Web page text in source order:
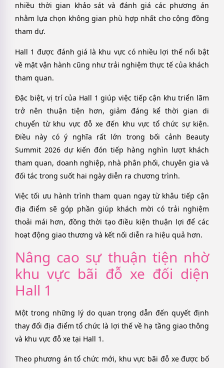
nhiều thời gian khảo sát và đánh giá các phương án
nhằm lựa chọn không gian phù hợp nhất cho cộng đồng
tham dự.
Hall 1 được đánh giá là khu vực có nhiều lợi thế nổi bật
về mặt vận hành cũng như trải nghiệm thực tế của khách
tham quan.
Đặc biệt, vị trí của Hall 1 giúp việc tiếp cận khu triển lãm
trở nên thuận tiện hơn, giảm đáng kể thời gian di
chuyển từ khu vực đỗ xe đến khu vực tổ chức sự kiện.
Điều này có ý nghĩa rất lớn trong bối cảnh Beauty
Summit 2026 dự kiến đón tiếp hàng nghìn lượt khách
tham quan, doanh nghiệp, nhà phân phối, chuyên gia và
đối tác trong suốt hai ngày diễn ra chương trình.
Việc tối ưu hành trình tham quan ngay từ khâu tiếp cận
địa điểm sẽ góp phần giúp khách mời có trải nghiệm
thoải mái hơn, đồng thời tạo điều kiện thuận lợi để các
hoạt động giao thương và kết nối diễn ra hiệu quả hơn.
Nâng cao sự thuận tiện nhờ
khu vực bãi đỗ xe đối diện
Hall 1
Một trong những lý do quan trọng dẫn đến quyết định
thay đổi địa điểm tổ chức là lợi thế về hạ tầng giao thông
và khu vực đỗ xe tại Hall 1.
Theo phương án tổ chức mới, khu vực bãi đỗ xe được bố